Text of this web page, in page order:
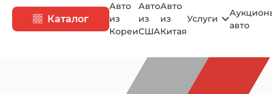
Каталог
Авто
из
Кореи
Авто
из
США
Авто
из
Китая
Услуги
авто